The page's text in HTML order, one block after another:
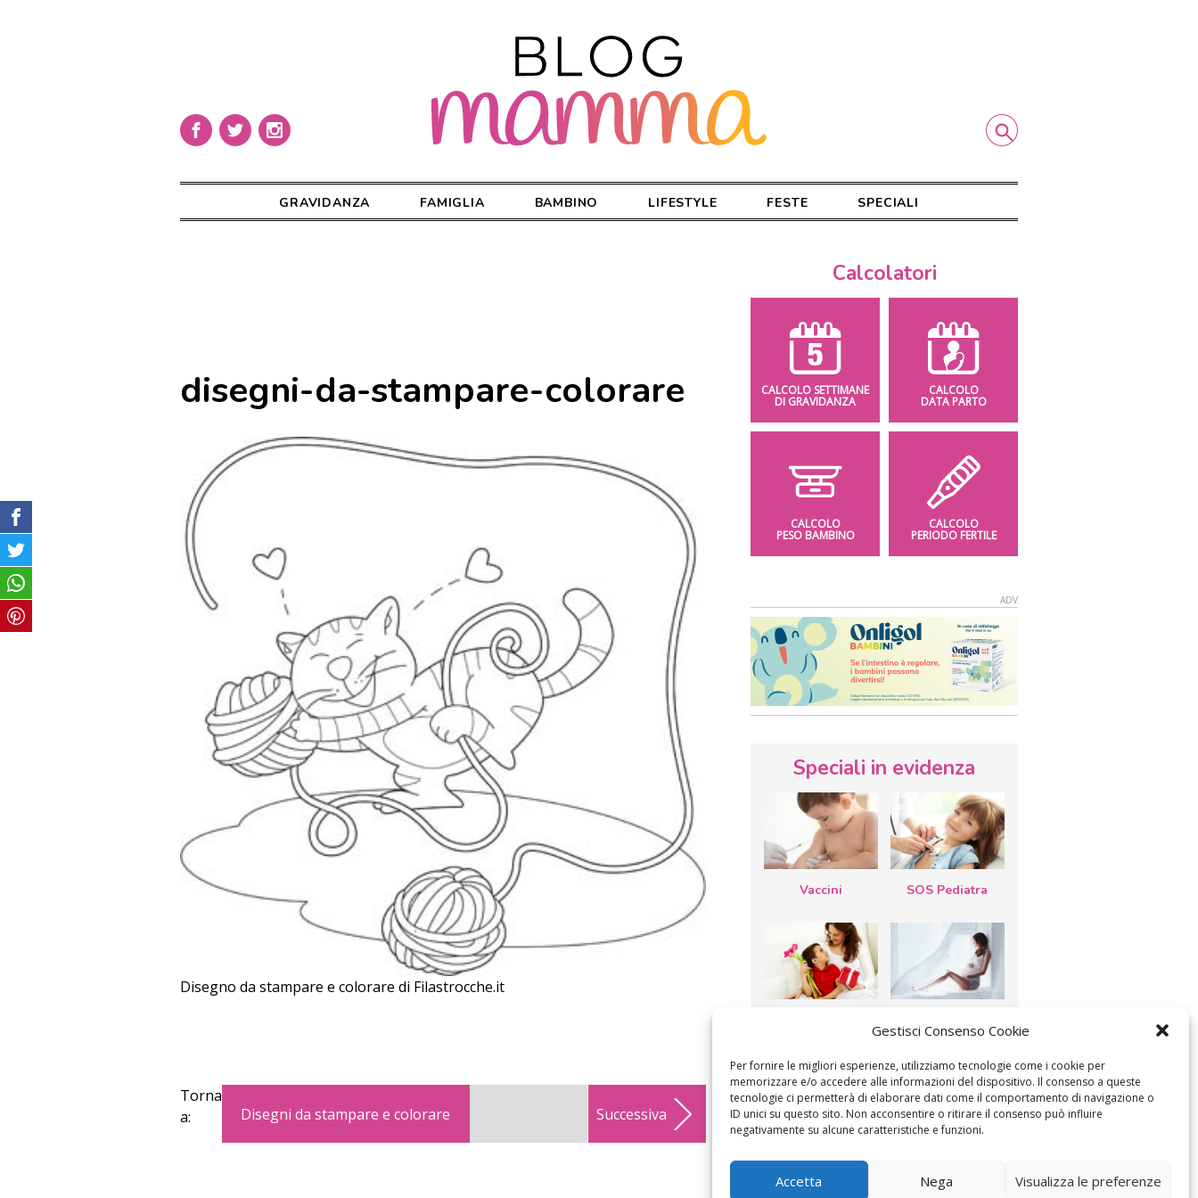
Gestisci Consenso Cookie
Per fornire le migliori esperienze, utilizziamo tecnologie come i cookie per
memorizzare e/o accedere alle informazioni del dispositivo. Il consenso a queste
tecnologie ci permetterà di elaborare dati come il comportamento di navigazione o
ID unici su questo sito. Non acconsentire o ritirare il consenso può influire
negativamente su alcune caratteristiche e funzioni.
Accetta Nega Visualizza le preferenze
GRAVIDANZA FAMIGLIA BAMBINO LIFESTYLE FESTE SPECIALI
disegni-da-stampare-colorare
Disegno da stampare e colorare di Filastrocche.it
Torna
a:
Disegni da stampare e colorare Successiva
Calcolatori
CALCOLO SETTIMANE
DI GRAVIDANZA
CALCOLO
DATA PARTO
CALCOLO
PESO BAMBINO
CALCOLO
PERIODO FERTILE
Speciali in evidenza
Vaccini SOS Pediatra
mamma: lavoretti,
filastrocche
gravidanza